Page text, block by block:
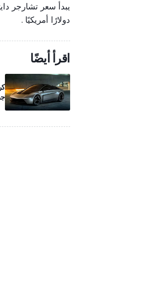
دولارًا أمريكيًا .
اقرأ أيضًا